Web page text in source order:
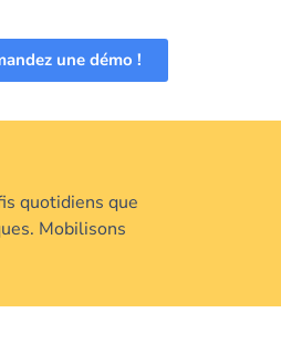
une démo !
quotidiens que
Mobilisons